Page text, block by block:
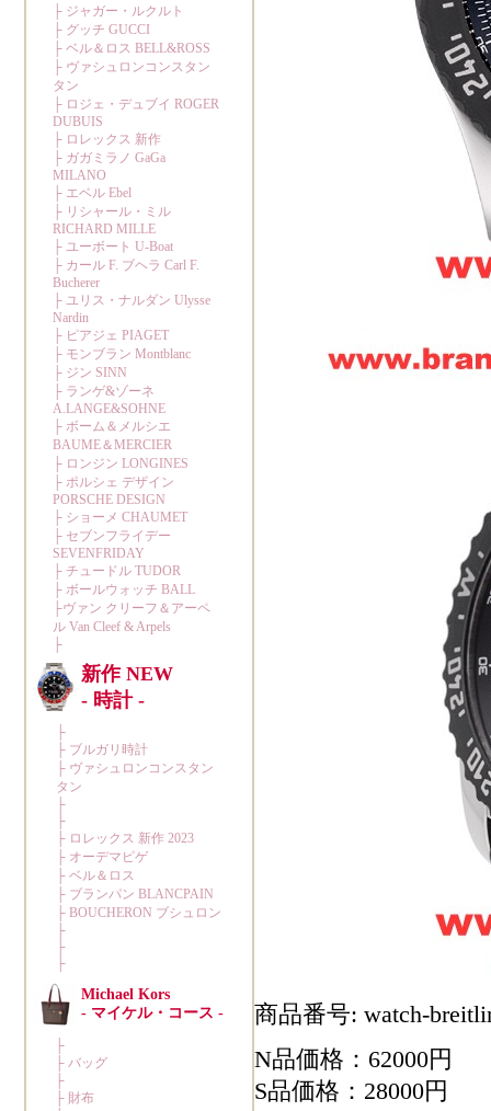
商品番号: watch-
N品価格：62000円
S品価格：28000円